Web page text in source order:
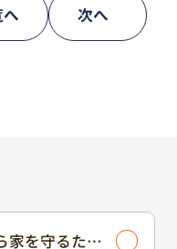
次へ
家を守るため